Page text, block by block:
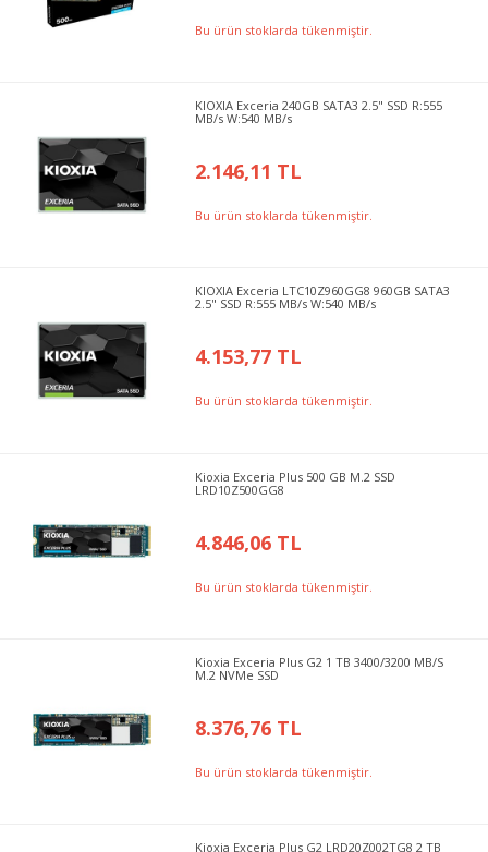
Bu ürün stoklarda tükenmiştir.
KIOXIA Exceria 240GB SATA3 2.5" SSD R:555
MB/s W:540 MB/s
2.146,11 TL
Bu ürün stoklarda tükenmiştir.
KIOXIA Exceria LTC10Z960GG8 960GB SATA3
2.5" SSD R:555 MB/s W:540 MB/s
4.153,77 TL
Bu ürün stoklarda tükenmiştir.
Kioxia Exceria Plus 500 GB M.2 SSD
LRD10Z500GG8
4.846,06 TL
Bu ürün stoklarda tükenmiştir.
Kioxia Exceria Plus G2 1 TB 3400/3200 MB/S
M.2 NVMe SSD
8.376,76 TL
Bu ürün stoklarda tükenmiştir.
Kioxia Exceria Plus G2 LRD20Z002TG8 2 TB